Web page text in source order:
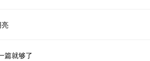
篇就够了